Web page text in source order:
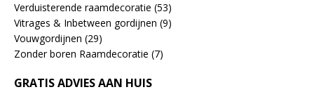
Verduisterende raamdecoratie (53)
Vitrages & Inbetween gordijnen (9)
Vouwgordijnen (29)
Zonder boren Raamdecoratie (7)
GRATIS ADVIES AAN HUIS